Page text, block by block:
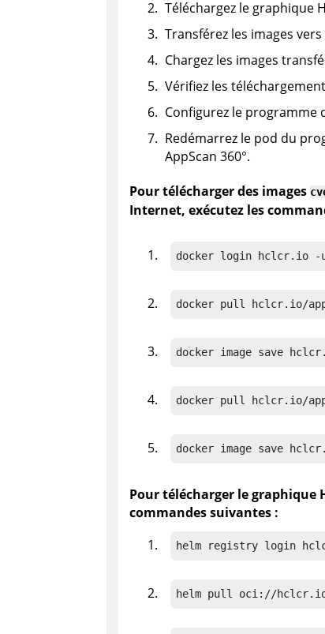
Téléchargez le graphique
Transférez les images
Chargez les images
Vérifiez les
Configurez le programme
Redémarrez le pod du
AppScan 360°.
Pour télécharger des images
Internet, exécutez les
docker login hclcr.io -u
docker pull hclcr.io/
docker image save
docker pull hclcr.io/
docker image save
Pour télécharger le graphique
commandes suivantes :
helm registry login
helm pull oci://hclcr.io/